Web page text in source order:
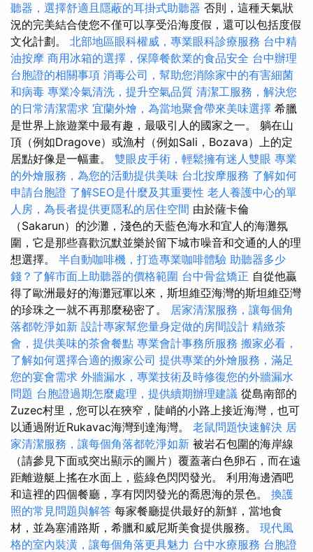
聽器，選擇舒適且隱蔽的耳掛式助聽器 否則，這種天氣狀
況的完美結合使您不僅可以享受沿海度假，還可以包括度假
文化計劃。 北部地區眼科權威，專業眼科診療服務 台中精
油按摩 商用冰箱的選擇，保障餐飲業的食品安全 台中辦理
台胞證的相關事項 消毒公司，幫助您消除家中的有害細菌
和病毒 專業冷氣清洗，提升空氣品質 清潔工服務，解決您
的日常清潔需求 宜蘭外燴，為當地聚會帶來美味選擇 希臘
是世界上旅遊業中最有趣，最吸引人的國家之一。 躺在山
頂（例如Dragove）或漁村（例如Sali，Bozava）上的定
居點好像是一幅畫。 雙眼皮手術，輕鬆擁有迷人雙眼 專業
的外燴服務，為您的活動提供美味 台北按摩服務 了解如何
申請台胞證 了解SEO是什麼及其重要性 老人養護中心的單
人房，為長者提供更隱私的居住空間 由於薩卡倫
（Sakarun）的沙灘，淺色的天藍色海水和宜人的海灘氛
圍，它是那些喜歡沉默並樂於留下城市噪音和交通的人的理
想選擇。 半自動咖啡機，打造專業咖啡體驗 助聽器多少
錢？了解市面上助聽器的價格範圍 台中骨盆矯正 自從他贏
得了歐洲最好的海灘冠軍以來，斯坦維亞海灣的斯坦維亞灣
的珍珠之一就不再那麼秘密了。 居家清潔服務，讓每個角
落都乾淨如新 設計專家幫您量身定做的房間設計 精緻茶
會，提供美味的茶會餐點 專業會計事務所服務 搬家必看，
了解如何選擇合適的搬家公司 提供專業的外燴服務，滿足
您的宴會需求 外牆漏水，專業技術及時修復您的外牆漏水
問題 台胞證過期怎麼處理，提供續期辦理建議 從島南部的
Zuzec村里，您可以在狹窄，陡峭的小路上接近海灣，也可
以通過附近Rukavac海灣到達海灣。 老鼠問題快速解決 居
家清潔服務，讓每個角落都乾淨如新 被岩石包圍的海岸線
（請參見下面或突出顯示的圖片）覆蓋著白色卵石，而在遠
距離遊艇上搖在水面上，藍綠色閃閃發光。 利用海邊酒吧
和這裡的四個餐廳，享有閃閃發光的喬恩海的景色。 換護
照的常見問題與解答 每家餐廳提供最好的新鮮，當地食
材，並為塞浦路斯，希臘和威尼斯美食提供服務。 現代風
格的室內裝潢，讓每個角落更具魅力 台中水療服務 台胞證